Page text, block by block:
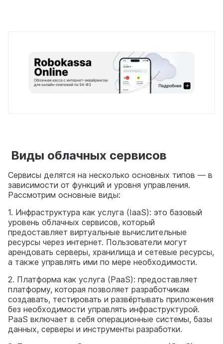
Виды облачных сервисов
Сервисы делятся на несколько основных типов — в
зависимости от функций и уровня управления.
Рассмотрим основные виды:
1. Инфраструктура как услуга (IaaS): это базовый
уровень облачных сервисов, который
предоставляет виртуальные вычислительные
ресурсы через интернет. Пользователи могут
арендовать серверы, хранилища и сетевые ресурсы,
а также управлять ими по мере необходимости.
2. Платформа как услуга (PaaS): предоставляет
платформу, которая позволяет разработчикам
создавать, тестировать и развёртывать приложения
без необходимости управлять инфраструктурой.
PaaS включает в себя операционные системы, базы
данных, серверы и инструменты разработки.